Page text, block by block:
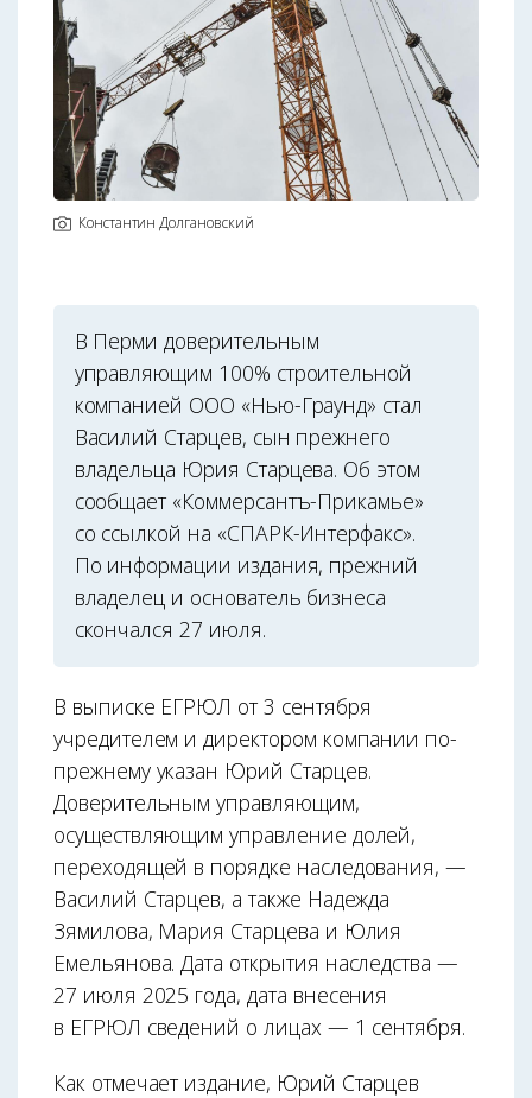
Константин Долгановский
В Перми доверительным
управляющим 100% строительной
компанией ООО «Нью-Граунд» стал
Василий Старцев, сын прежнего
владельца Юрия Старцева. Об этом
сообщает «Коммерсантъ-Прикамье»
со ссылкой на «СПАРК-Интерфакс».
По информации издания, прежний
владелец и основатель бизнеса
скончался 27 июля.
В выписке ЕГРЮЛ от 3 сентября
учредителем и директором компании по-
прежнему указан Юрий Старцев.
Доверительным управляющим,
осуществляющим управление долей,
переходящей в порядке наследования, —
Василий Старцев, а также Надежда
Зямилова, Мария Старцева и Юлия
Емельянова. Дата открытия наследства —
27 июля 2025 года, дата внесения
в ЕГРЮЛ сведений о лицах — 1 сентября.
Как отмечает издание, Юрий Старцев